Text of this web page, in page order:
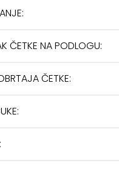
ČETKE NA PODLOGU:
ČETKE: